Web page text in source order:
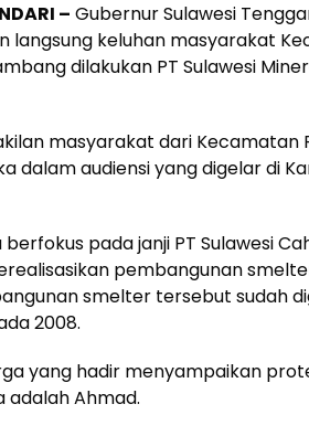
– Gubernur Sulawesi
langsung keluhan masyarakat
dilakukan PT Sulawesi
masyarakat dari Kecamatan
dalam audiensi yang digelar di
pada janji PT Sulawesi
pembangunan
smelter tersebut sudah
2008.
yang hadir menyampaikan
adalah Ahmad.